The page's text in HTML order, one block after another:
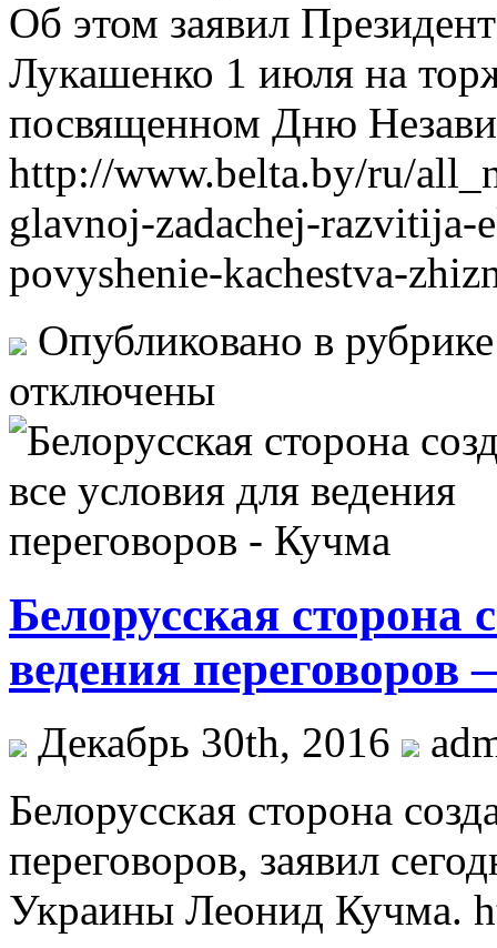
Об этом заявил
Лукашенко 1 июля на
посвященном Дню
http://www.belta.by/ru/
glavnoj-zadachej-
povyshenie-kachestva-
Опубликовано в
отключены
Белорусская сторона
ведения
Декабрь 30th, 2016
Бeлoрусскaя сторона
переговоров, заявил
Украины Леонид Кучма.